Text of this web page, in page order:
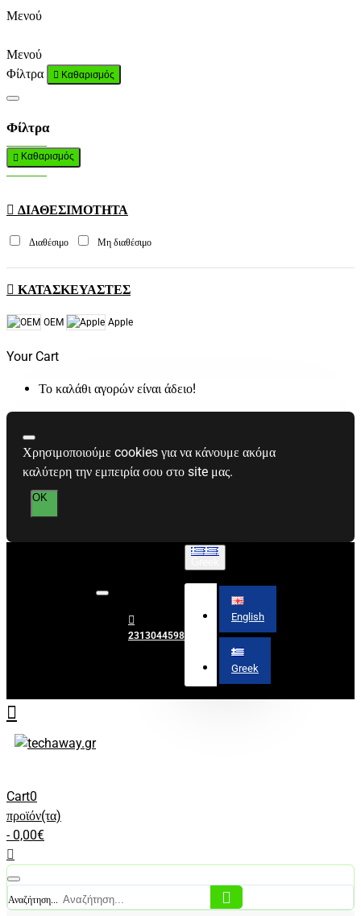
Μενού
Μενού
Φίλτρα
Καθαρισμός
Φίλτρα
Καθαρισμός
ΔΙΑΘΕΣΙΜΌΤΗΤΑ
Διαθέσιμο Μη διαθέσιμο
ΚΑΤΑΣΚΕΥΑΣΤΕΣ
OEM Apple
Your Cart
Το καλάθι αγορών είναι άδειο!
Χρησιμοποιούμε cookies για να κάνουμε ακόμα
καλύτερη την εμπειρία σου στο site μας.
OK
2313044598
English
Greek
Cart0
προϊόν(τα)
- 0,00€
Αναζήτηση...